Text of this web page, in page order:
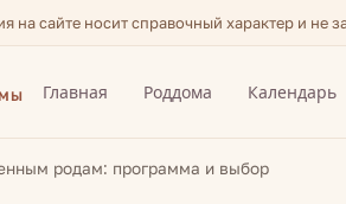
на сайте носит справочный характер и не
Главная Роддома Календарь
родам: программа и выбор